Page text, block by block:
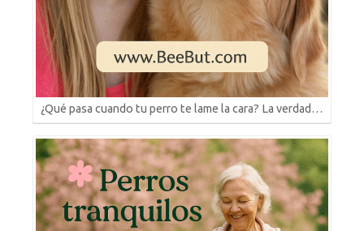
¿Qué pasa cuando tu perro te lame la cara? La verdad…